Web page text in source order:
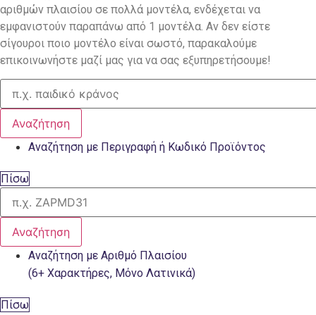
αριθμών πλαισίου σε πολλά μοντέλα, ενδέχεται να
εμφανιστούν παραπάνω από 1 μοντέλα. Αν δεν είστε
σίγουροι ποιο μοντέλο είναι σωστό, παρακαλούμε
επικοινωνήστε μαζί μας για να σας εξυπηρετήσουμε!
Αναζήτηση
Αναζήτηση με Περιγραφή ή Κωδικό Προϊόντος
Πίσω
Αναζήτηση
Αναζήτηση με Αριθμό Πλαισίου
(6+ Χαρακτήρες, Μόνο Λατινικά)
Πίσω